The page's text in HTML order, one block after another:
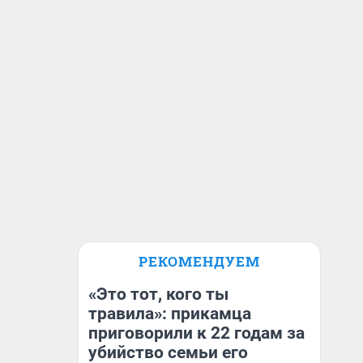
РЕКОМЕНДУЕМ
«Это тот, кого ты
травила»: прикамца
приговорили к 22 годам за
убийство семьи его